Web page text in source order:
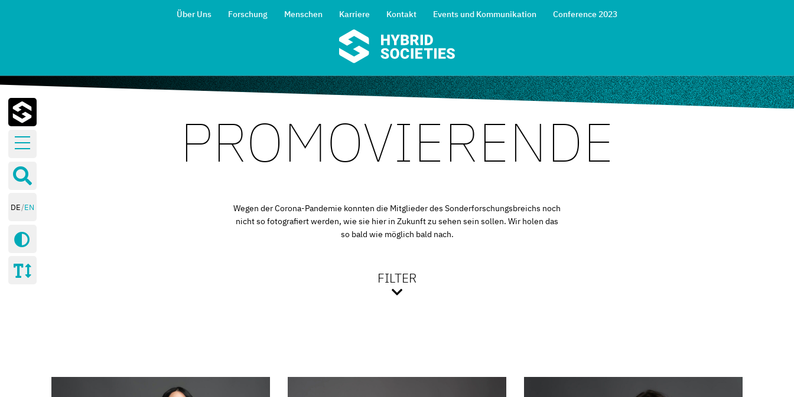
Über Uns Forschung Menschen Karriere Kontakt Events und Kommunikation Conference 2023
DE EN
PROMOVIERENDE
Wegen der Corona-Pandemie konnten die Mitglieder des Sonderforschungsbreichs noch
nicht so fotografiert werden, wie sie hier in Zukunft zu sehen sein sollen. Wir holen das
so bald wie möglich bald nach.
FILTER